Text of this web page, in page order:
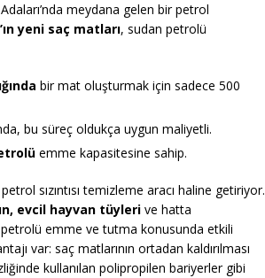
meydana gelen bir petrol
yeni saç matları, sudan petrolü
bir mat oluşturmak için sadece 500
bu süreç oldukça uygun maliyetli.
emme kapasitesine sahip.
sızıntısı temizleme aracı haline getiriyor.
evcil hayvan tüyleri ve hatta
emme ve tutma konusunda etkili
var: saç matlarının ortadan kaldırılması
kullanılan polipropilen bariyerler gibi